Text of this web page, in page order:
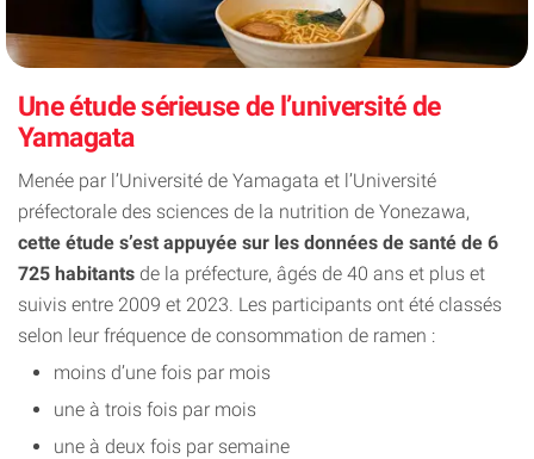
Une étude sérieuse de l’université de
Yamagata
Menée par l’Université de Yamagata et l’Université
préfectorale des sciences de la nutrition de Yonezawa,
cette étude s’est appuyée sur les données de santé de 6
725 habitants de la préfecture, âgés de 40 ans et plus et
suivis entre 2009 et 2023. Les participants ont été classés
selon leur fréquence de consommation de ramen :
moins d’une fois par mois
une à trois fois par mois
une à deux fois par semaine